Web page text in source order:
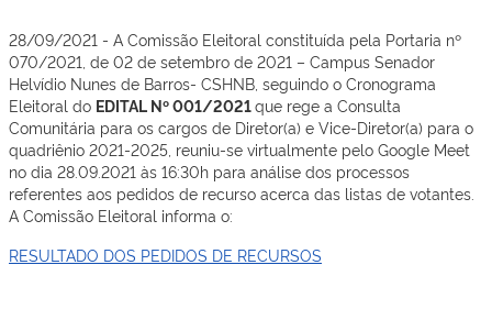
28/09/2021 - A Comissão Eleitoral constituída pela Portaria nº
070/2021, de 02 de setembro de 2021 – Campus Senador
Helvídio Nunes de Barros- CSHNB, seguindo o Cronograma
Eleitoral do EDITAL Nº 001/2021que rege a Consulta
Comunitária para os cargos de Diretor(a) e Vice-Diretor(a) para o
quadriênio 2021-2025, reuniu-se virtualmente pelo Google Meet
no dia 28.09.2021 às 16:30h para análise dos processos
referentes aos pedidos de recurso acerca das listas de votantes.
A Comissão Eleitoral informa o:
RESULTADO DOS PEDIDOS DE RECURSOS